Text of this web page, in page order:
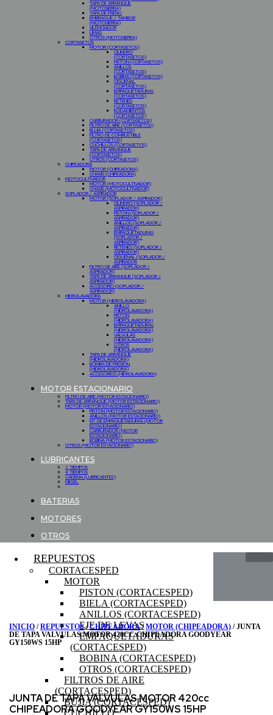
TAPA DE ARRANQUE
(MOTOSIERRA)
TAPA DE FRENO
EMBRAGUE / TAMBOR
(MOTOSIERRA)
SILENCIADOR
LIMAS
OTROS (MOTOSIERRA)
CORTASETOS
MOTOR (CORTASETOS)
CILINDRO
(CORTASETOS)
PISTON (CORTASETOS)
ANILLOS
(CORTASETOS)
BOBINA (CORTASETOS)
CIGUEÑAL
(CORTASETOS)
EMPAQUETADURAS
(CORTASETOS)
RETENES
(CORTASETOS)
RODAMIENTOS
(CORTASETOS)
CARBURADOR (CORTASETOS)
FILTRO DE AIRE (CORTASETOS)
BUJIA (CORTASETOS)
FILTRO DE COMBUSTIBLE
(CORTASETOS)
CUCHILLOS (CORTASETOS)
TAPA DE ARRANQUE
(CORTASETOS)
OTROS (CORTASETOS)
CHIPEADORA
MOTOR (CHIPEADORA)
CHASIS (CHIPEADORA)
MOTOCULTIVADOR
MOTOR (MOTOCULTIVADOR)
CHASIS (MOTOCULTIVADOR)
SOPLADOR / ASPIRADOR
MOTOR (SOPLADOR / ASPIRADOR)
CILINDRO (SOPLADOR /
ASPIRADOR)
PISTON (SOPLADOR /
ASPIRADOR)
ANILLOS (SOPLADOR /
ASPIRADOR)
EMPAQUETADURAS
(SOPLADOR /
ASPIRADOR)
RETENES (SOPLADOR /
ASPIRADOR)
CIGUEÑAL (SOPLADOR /
ASPIRADOR
FILTRO DE AIRE (SOPLADOR /
ASPIRADOR)
TAPA DE ARRANQUE (SOPLADOR /
ASPIRADOR)
ACCESORIO (SOPLADOR /
ASPIRADOR)
HIDROLAVADORA
MOTOR (HIDROLAVADORA)
ANILLO
(HIDROLAVADORA)
PISTON
(HIDROLAVADORA)
EMPAQUETADURAS
(HIDROLAVADORA)
VALVULAS
(HIDROLAVADORA)
OTROS
(HIDROLAVADORA)
TAPA DE ARRANQUE
(HIDROLAVADORA)
BOMBA DE PRESION
(HIDROLAVADORA)
ACCESORIOS (HIDROLAVADORA)
MOTOR ESTACIONARIO
FILTRO DE AIRE (MOTOR ESTACIONARIO)
TAPA DE ARRANQUE (MOTOR ESTACIONARIO)
MOTOR (MOTOR ESTACIONARIO)
PISTON (MOTOR ESTACIONARIO)
ANILLOS (MOTOR ESTACIONARIO)
KIT DE EMPAQUETADURAS (MOTOR
ESTACIONARIO)
CARBURADOR (MOTOR
ESTACIONARIO)
BOBINA (MOTOR ESTACIONARIO)
OTROS (MOTOR ESTACIONARIO)
LUBRICANTES
2 TIEMPOS
4 TIEMPOS
CADENA (LUBRICANTES)
DIESEL
BATERIAS
MOTORES
OTROS
REPUESTOS
CORTACESPED
MOTOR
PISTON (CORTACESPED)
BIELA (CORTACESPED)
ANILLOS (CORTACESPED)
EJE DE LEVAS
EMPAQUETADURAS
(CORTACESPED)
BOBINA (CORTACESPED)
OTROS (CORTACESPED)
FILTROS DE AIRE
(CORTACESPED)
BUJIA (CORTACESPED)
INICIO /REPUESTOS/CHIPEADORA/MOTOR (CHIPEADORA) / JUNTA
DE TAPA VALVULAS MOTOR 420CC CHIPEADORA GOODYEAR
GY150WS 15HP
JUNTA DE TAPA VALVULAS MOTOR 420cc
CHIPEADORA GOODYEAR GY150WS 15HP